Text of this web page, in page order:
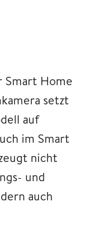
Smart Home
setzt
auf
im Smart
nicht
und
auch